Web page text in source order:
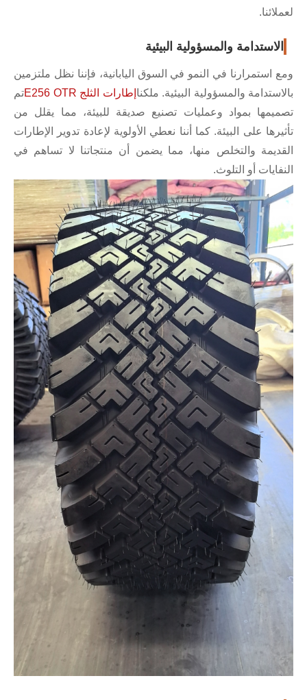
لعملائنا.
الاستدامة والمسؤولية البيئية
ومع استمرارنا في النمو في السوق اليابانية، فإننا نظل ملتزمين
بالاستدامة والمسؤولية البيئية. ملكنا إطارات الثلج E256 OTR
تم
تصميمها بمواد وعمليات تصنيع صديقة للبيئة، مما يقلل من
تأثيرها على البيئة. كما أننا نعطي الأولوية لإعادة تدوير الإطارات
القديمة والتخلص منها، مما يضمن أن منتجاتنا لا تساهم في
النفايات أو التلوث.